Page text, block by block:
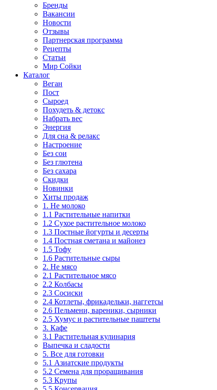
Бренды
Вакансии
Новости
Отзывы
Партнерская программа
Рецепты
Статьи
Мир Сойки
Каталог
Веган
Пост
Сыроед
Похудеть & детокс
Набрать вес
Энергия
Для сна & релакс
Настроение
Без сои
Без глютена
Без сахара
Скидки
Новинки
Хиты продаж
1. Не молоко
1.1 Растительные напитки
1.2 Сухое растительное молоко
1.3 Постные йогурты и десерты
1.4 Постная сметана и майонез
1.5 Тофу
1.6 Растительные сыры
2. Не мясо
2.1 Растительное мясо
2.2 Колбасы
2.3 Сосиски
2.4 Котлеты, фрикадельки, наггетсы
2.6 Пельмени, вареники, сырники
2.5 Хумус и растительные паштеты
3. Кафе
3.1 Растительная кулинария
Выпечка и сладости
5. Все для готовки
5.1 Азиатские продукты
5.2 Семена для проращивания
5.3 Крупы